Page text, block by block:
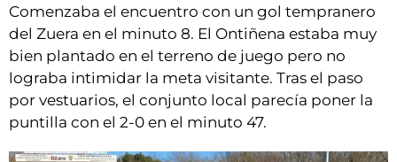
Comenzaba el encuentro con un gol tempranero
del Zuera en el minuto 8. El Ontiñena estaba muy
bien plantado en el terreno de juego pero no
lograba intimidar la meta visitante. Tras el paso
por vestuarios, el conjunto local parecía poner la
puntilla con el 2-0 en el minuto 47.